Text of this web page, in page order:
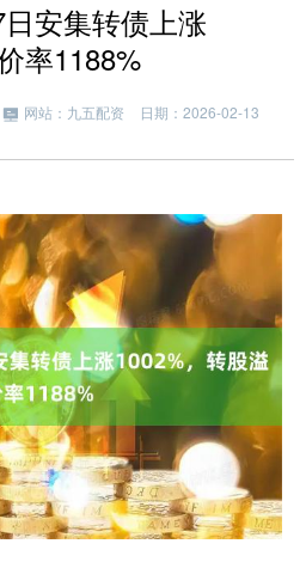
安集转债上涨
率1188%
网站：九五配资
日期：2026-02-13